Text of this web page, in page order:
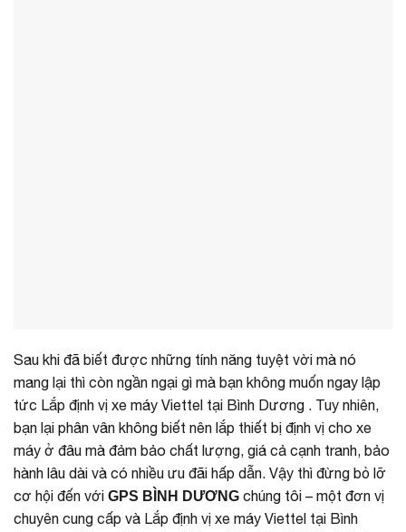
Sau khi đã biết được những tính năng tuyệt vời mà nó
mang lại thì còn ngần ngại gì mà bạn không muốn ngay lập
tức Lắp định vị xe máy Viettel tại Bình Dương . Tuy nhiên,
bạn lại phân vân không biết nên lắp thiết bị định vị cho xe
máy ở đâu mà đảm bảo chất lượng, giá cả cạnh tranh, bảo
hành lâu dài và có nhiều ưu đãi hấp dẫn. Vậy thì đừng bỏ lỡ
cơ hội đến với GPS BÌNH DƯƠNG chúng tôi – một đơn vị
chuyên cung cấp và Lắp định vị xe máy Viettel tại Bình